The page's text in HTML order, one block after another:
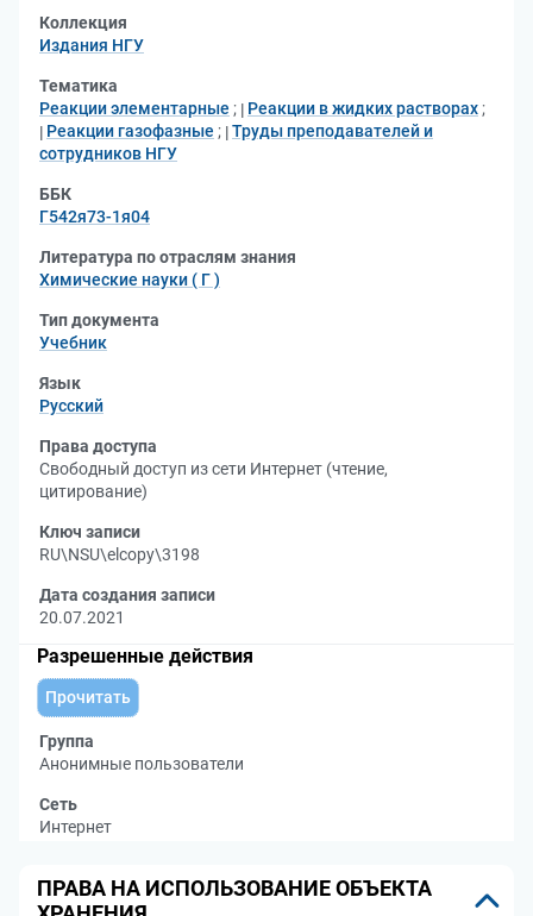
Коллекция
Издания НГУ
Тематика
Реакции элементарные ; Реакции в жидких растворах ;
Реакции газофазные ; Труды преподавателей и
сотрудников НГУ
ББК
Г542я73-1я04
Литература по отраслям знания
Химические науки ( Г )
Тип документа
Учебник
Язык
Русский
Права доступа
Свободный доступ из сети Интернет (чтение,
цитирование)
Ключ записи
RU\NSU\elcopy\3198
Дата создания записи
20.07.2021
Разрешенные действия
Прочитать
Группа
Анонимные пользователи
Сеть
Интернет
ПРАВА НА ИСПОЛЬЗОВАНИЕ ОБЪЕКТА